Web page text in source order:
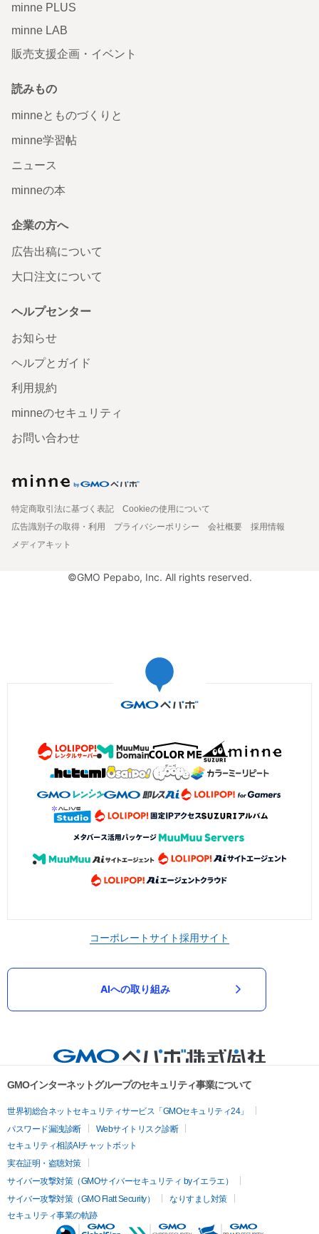
minne PLUS
minne LAB
販売支援企画・イベント
読みもの
minneとものづくりと
minne学習帖
ニュース
minneの本
企業の方へ
広告出稿について
大口注文について
ヘルプセンター
お知らせ
ヘルプとガイド
利用規約
minneのセキュリティ
お問い合わせ
特定商取引法に基づく表記
Cookieの使用について
広告識別子の取得・利用
プライバシーポリシー 会社概要
採用情報
メディアキット
©GMO Pepabo, Inc. All rights reserved.
コーポレートサイト採用サイト
AIへの取り組み
GMOインターネットグループのセキュリティ事業について
世界初総合ネットセキュリティサービス「GMOセキュリティ24」
パスワード漏洩診断
Webサイトリスク診断
セキュリティ相談AIチャットボット
実在証明・盗聴対策
サイバー攻撃対策（GMOサイバーセキュリティ byイエラエ）
サイバー攻撃対策（GMO Flatt Security）
なりすまし対策
セキュリティ事業の軌跡